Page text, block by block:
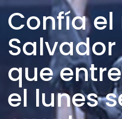
Confía
que
el lunes